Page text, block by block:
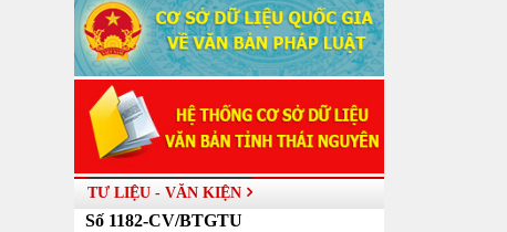
TƯ LIỆU - VĂN KIỆN
Số 1182-CV/BTGTU